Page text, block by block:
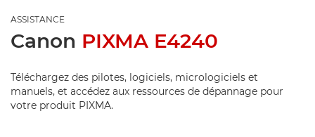
ASSISTANCE
Canon PIXMA E4240
Téléchargez des pilotes, logiciels, micrologiciels et
manuels, et accédez aux ressources de dépannage pour
votre produit PIXMA.